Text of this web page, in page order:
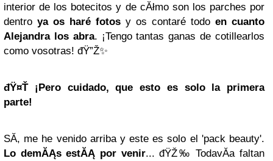
interior de los botecitos y de cĂłmo son los parches por
dentro ya os haré fotos y os contaré todo en cuanto
Alejandra los abra. ¡Tengo tantas ganas de cotillearlos
como vosotras! đŸ”Ž✨
đŸ¤Ť ¡Pero cuidado, que esto es solo la primera
parte!
SĂ­, me he venido arriba y este es solo el 'pack beauty'.
Lo demĂĄs estĂĄ por venir... đŸŽ‰ TodavĂ­a faltan